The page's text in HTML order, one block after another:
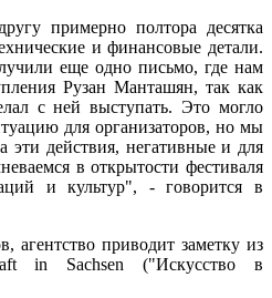
примерно полтора десятка
и финансовые детали.
еще одно письмо, где нам
Рузан Манташян, так как
с ней выступать. Это могло
для организаторов, но мы
эти действия, негативные и для
в открытости фестиваля
и культур", - говорится в
агентство приводит заметку из
in Sachsen ("Искусство в